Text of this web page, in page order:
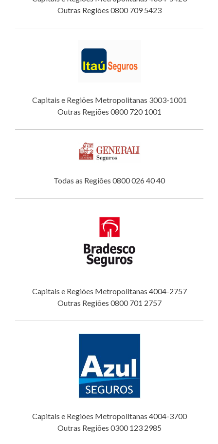
Outras Regiões 0800 709 5423
Capitais e Regiões Metropolitanas 3003-1001
Outras Regiões 0800 720 1001
Todas as Regiões 0800 026 40 40
Capitais e Regiões Metropolitanas 4004-2757
Outras Regiões 0800 701 2757
Capitais e Regiões Metropolitanas 4004-3700
Outras Regiões 0300 123 2985